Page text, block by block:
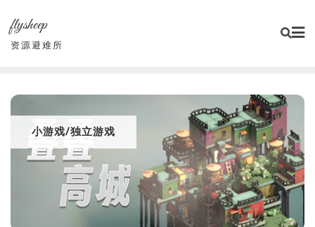
content
flysheep
资源避难所
小游戏/独立游戏